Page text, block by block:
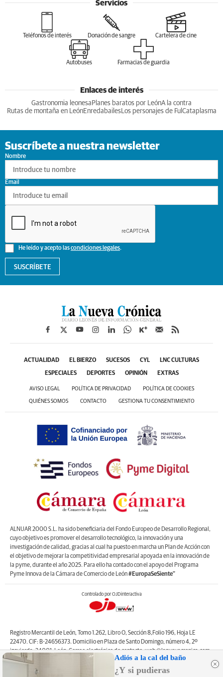
Servicios
Teléfonos de interés Donación de sangre Cartelera de cine
Autobuses Farmacias de guardia
Enlaces de interés
Gastronomia leonesa Planes baratos por LeónA la contra
Rutas de montaña en LeónEnredabailesLos personajes de Ful Cataplasma
Suscríbete a nuestra newsletter
Nombre
He leído y acepto lascondiciones legales.
Email
SUSCRÍBETE
ACTUALIDAD EL BIERZO SUCESOS CYL LNC CULTURAS
ESPECIALES DEPORTES OPINIÓN EXTRAS
AVISO LEGAL POLÍTICA DE PRIVACIDAD POLÍTICA DE COOKIES
QUIÉNES SOMOS CONTACTO GESTIONA TU CONSENTIMIENTO
ALNUAR 2000 S.L. ha sido beneficiaria del Fondo Europeo de Desarrollo Regional,
cuyo objetivo es promover el desarrollo tecnológico, la innovación y una
investigación de calidad, gracias al cual ha puesto en marcha un Plan de Acción con
el objetivo de mejorar la competitividad empresarial apoyada en la innovación de
la pyme, durante el año 2025. Para ello ha contado con el apoyo del Programa
Pyme Innova de la Cámara de Comercio de León#EuropaSeSiente”
Controlado por OJDinteractiva
Registro Mercantil de León, Tomo 1.262, Libro O, Sección 8,Folio 196, Hoja LE
22470. CIF: B-24656373. Domicilio en Plaza de Santo Domingo, número 4, 2º
izquierda, 24001, León. Correo electrónico de contacto: web@lanuevacronica.com.
Copyright © ALNUAR 2000 S.L. (LA NUEVA CRÓNICA). Incluye contenidos de la
empresa, de empresas del grupo o de terceros.
Adiós a la cal del baño
¿Y si pudieras